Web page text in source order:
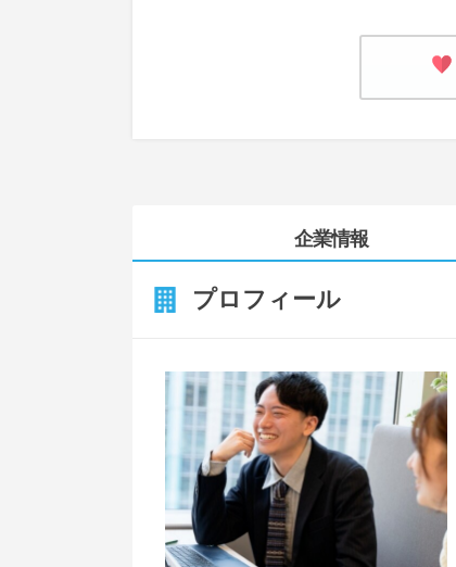
企業情報
プロフィール